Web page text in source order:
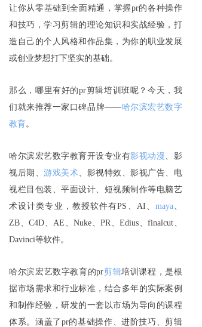
让你从零基础到全面精通，掌握pr的各种操作
和技巧，学习剪辑的理论知识和实战经验，打
造自己的个人风格和作品集，为你的职业发展
或创业梦想打下坚实的基础。
那么，哪里有好的pr剪辑培训班呢？今天，我
们就来推荐一家口碑品牌——哈尔滨宏艺数字
教育。
哈尔滨宏艺数字教育开设专业有影视动漫、影
视后期、游戏美术、影视特效、影视广告、电
视栏目包装、平面设计、短视频制作等电脑艺
术设计类专业，教授软件有PS、AI、 maya、
ZB、C4D、AE、Nuke、PR、Edius、finalcut、
Davinci等软件。
哈尔滨宏艺数字教育的pr剪辑培训课程，是根
据市场需求和行业标准，结合多年的实际案例
和制作经验，研发的一套以市场为导向的课程
体系。涵盖了pr的基础操作、进阶技巧、剪辑